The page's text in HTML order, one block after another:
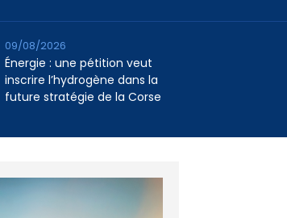
Énergie : une pétition veut
inscrire l’hydrogène dans la
future stratégie de la Corse
09/08/2026